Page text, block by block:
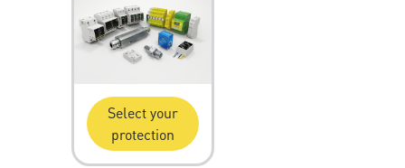
Select your
protection